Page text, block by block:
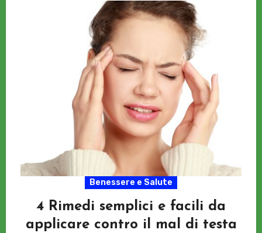
Benessere e Salute
4 Rimedi semplici e facili da
applicare contro il mal di testa